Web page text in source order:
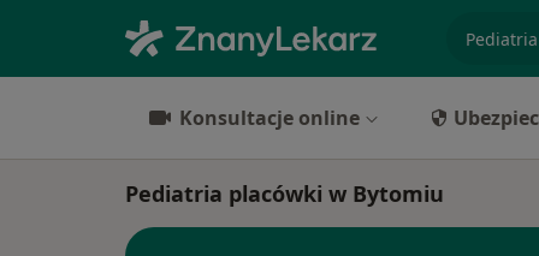
Konsultacje online
Pediatria placówki w Bytomiu